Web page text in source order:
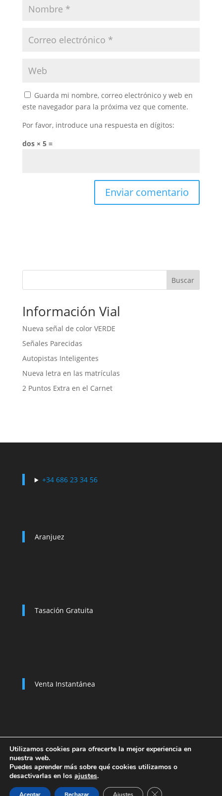
Guarda mi nombre, correo electrónico y web en
este navegador para la próxima vez que comente.
Por favor, introduce una respuesta en dígitos:
dos × 5 =
Buscar
Información Vial
Nueva señal de color VERDE
Señales Parecidas
Autopistas Inteligentes
Nueva letra en las matrículas
2 Puntos Extra en el Carnet
+34 686 23 34 56
Aranjuez
Tasación Gratuita
Venta Instantánea
Política de Privacidad
Baja de un Vehículo
Utilizamos cookies para ofrecerte la mejor experiencia en
nuestra web.
Puedes aprender más sobre qué cookies utilizamos o
desactivarlas en los ajustes.
Cerrar el banner de